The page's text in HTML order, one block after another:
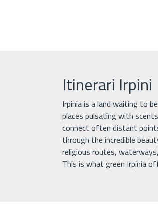
Itinerari Irpini
Irpinia is a land waiting to
places pulsating with
connect often distant
through the incredible
religious routes,
This is what green Irpinia